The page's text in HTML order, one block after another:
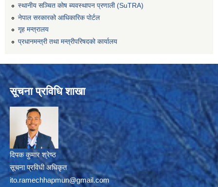
स्थानीय सञ्चित कोष ब्यवस्थापन प्रणाली (SuTRA)
नेपाल सरकारको आधिकारिक पोर्टल
गृह मन्त्रालय
प्रधानमन्त्री तथा मन्त्रीपरिषदको कार्यालय
सूचना प्रविधि शाखा
दिपक कुमार श्रेष्ठ
सूचना प्रविधी अधिकृत
ito.ramechhapmun@gmail.com